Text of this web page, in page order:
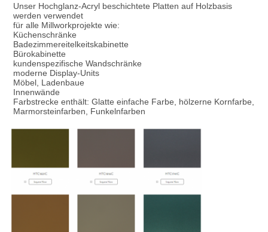
Unser Hochglanz-Acryl beschichtete Platten auf Holzbasis
werden verwendet
für alle Millworkprojekte wie:
Küchenschränke
Badezimmereitelkeitskabinette
Bürokabinette
kundenspezifische Wandschränke
moderne Display-Units
Möbel, Ladenbaue
Innenwände
Farbstrecke enthält: Glatte einfache Farbe, hölzerne Kornfarbe,
Marmorsteinfarben, Funkelnfarben